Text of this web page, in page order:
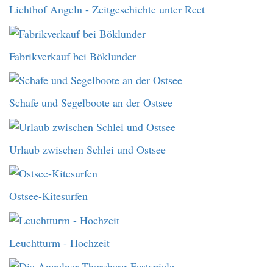
Lichthof Angeln - Zeitgeschichte unter Reet
Fabrikverkauf bei Böklunder
Schafe und Segelboote an der Ostsee
Urlaub zwischen Schlei und Ostsee
Ostsee-Kitesurfen
Leuchtturm - Hochzeit